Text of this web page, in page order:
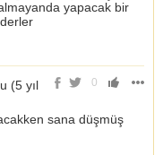
yapacak bir
0
(5 yıl
sana düşmüş